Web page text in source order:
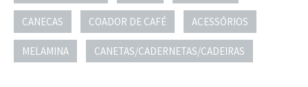
CANECAS COADOR DE CAFÉ ACESSÓRIOS
MELAMINA CANETAS/CADERNETAS/CADEIRAS